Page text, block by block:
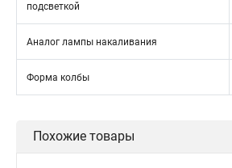
подсветкой
Аналог лампы накаливания
Форма колбы
Похожие товары